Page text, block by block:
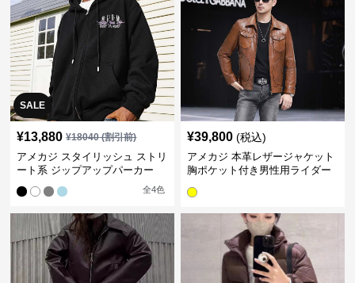
SALE
¥13,880 ¥18040(割引前)
アメカジ スタイリッシュ ストリ
ート系 ジップアップパーカー
全4色
¥39,800 (税込)
アメカジ 本革レザージャケット
胸ポケット付き男性用ライダー